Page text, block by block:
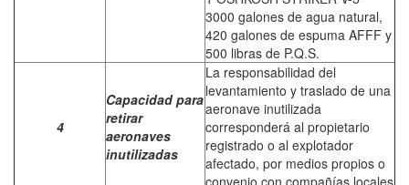
3000 galones de agua natural,
420 galones de espuma AFFF y
500 libras de P.Q.S.
4
Capacidad para
retirar
aeronaves
inutilizadas
La responsabilidad del
levantamiento y traslado de una
aeronave inutilizada
corresponderá al propietario
registrado o al explotador
afectado, por medios propios o
convenio con compañías locales